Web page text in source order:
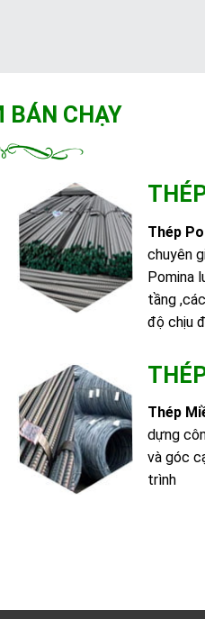
BÁN CHẠY
Thép
chuyên
Pomina
tầng
độ chịu
Thép
dựng
và góc
trình